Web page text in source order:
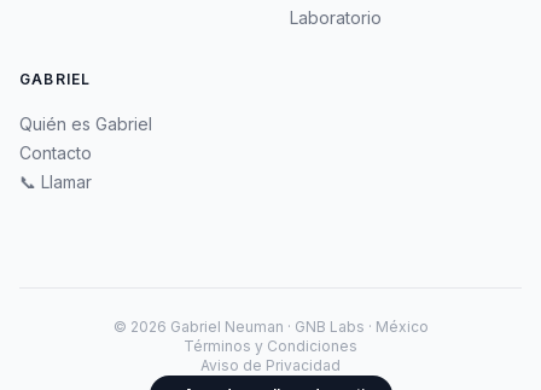
Laboratorio
GABRIEL
Quién es Gabriel
Contacto
📞 Llamar
© 2026 Gabriel Neuman · GNB Labs · México
Términos y Condiciones
Aviso de Privacidad